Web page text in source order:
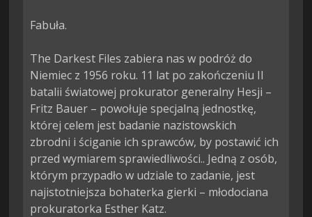
Fabuła.
The Darkest Files zabiera nas w podróż do
Niemiec z 1956 roku. 11 lat po zakończeniu II
batalii światowej prokurator generalny Hesji –
Fritz Bauer – powołuje specjalną jednostkę,
której celem jest badanie nazistowskich
zbrodni i ściganie ich sprawców, by postawić ich
przed wymiarem sprawiedliwości.. Jedną z osób,
którym przypadło w udziale to zadanie, jest
najistotniejsza bohaterka gierki – młodociana
prokuratorka Esther Katz.